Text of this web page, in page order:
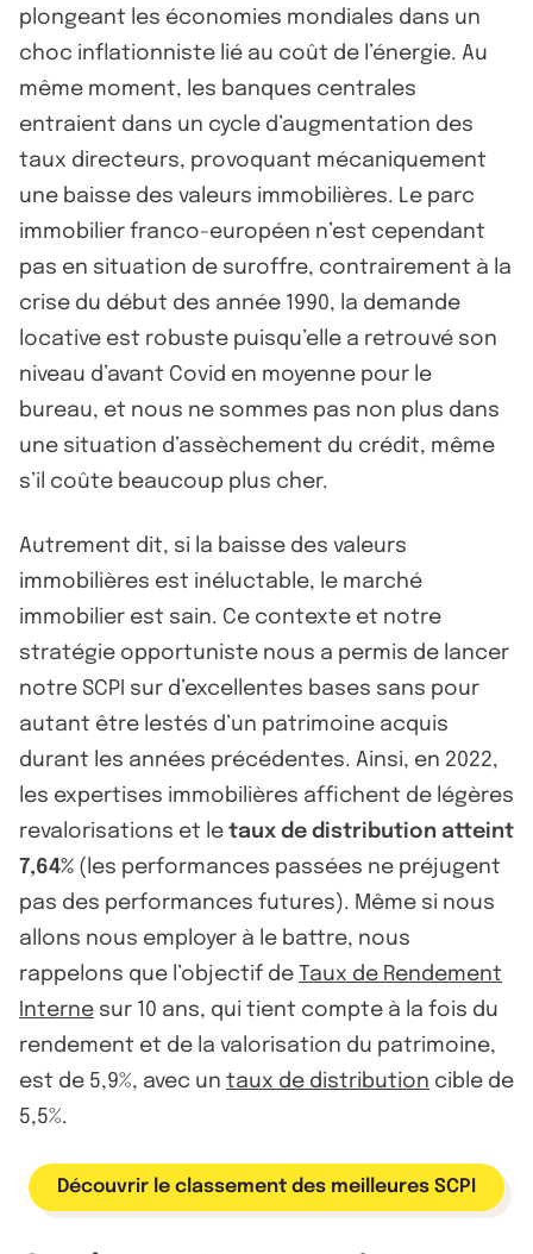
plongeant les économies mondiales dans un
choc inflationniste lié au coût de l’énergie. Au
même moment, les banques centrales
entraient dans un cycle d’augmentation des
taux directeurs, provoquant mécaniquement
une baisse des valeurs immobilières. Le parc
immobilier franco-européen n’est cependant
pas en situation de suroffre, contrairement à la
crise du début des année 1990, la demande
locative est robuste puisqu’elle a retrouvé son
niveau d’avant Covid en moyenne pour le
bureau, et nous ne sommes pas non plus dans
une situation d’assèchement du crédit, même
s’il coûte beaucoup plus cher.
Autrement dit, si la baisse des valeurs
immobilières est inéluctable, le marché
immobilier est sain. Ce contexte et notre
stratégie opportuniste nous a permis de lancer
notre SCPI sur d’excellentes bases sans pour
autant être lestés d’un patrimoine acquis
durant les années précédentes. Ainsi, en 2022,
les expertises immobilières affichent de légères
revalorisations et le taux de distribution atteint
7,64% (les performances passées ne préjugent
pas des performances futures). Même si nous
allons nous employer à le battre, nous
rappelons que l’objectif de Taux de Rendement
Interne sur 10 ans, qui tient compte à la fois du
rendement et de la valorisation du patrimoine,
est de 5,9%, avec un taux de distribution cible de
5,5%.
Découvrir le classement des meilleures SCPI